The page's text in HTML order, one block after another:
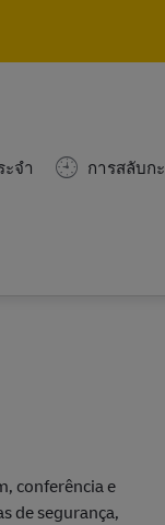
จำ
การสลับกะ
conferência e
de segurança,